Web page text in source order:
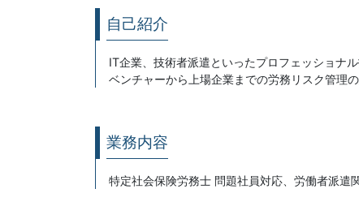
自己紹介
IT企業、技術者派遣といったプロフェッショナ
ベンチャーから上場企業までの労務リスク管理
業務内容
特定社会保険労務士 問題社員対応、労働者派遣